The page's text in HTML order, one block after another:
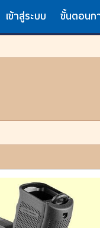
เข้าสู่ระบบ ขั้นตอนก